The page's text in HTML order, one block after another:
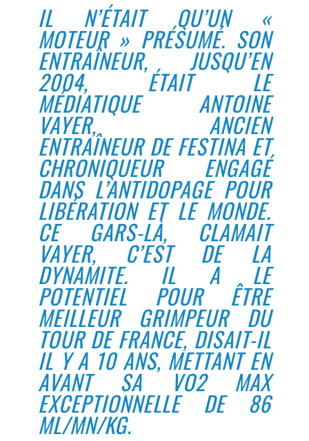
IL N’ÉTAIT QU’UN «
MOTEUR » PRÉSUMÉ. SON
ENTRAÎNEUR, JUSQU’EN
2004, ÉTAIT LE
MÉDIATIQUE ANTOINE
VAYER, ANCIEN
ENTRAÎNEUR DE FESTINA ET
CHRONIQUEUR ENGAGÉ
DANS L’ANTIDOPAGE POUR
LIBÉRATION ET LE MONDE.
CE GARS-LÀ, CLAMAIT
VAYER, C’EST DE LA
DYNAMITE. IL A LE
POTENTIEL POUR ÊTRE
MEILLEUR GRIMPEUR DU
TOUR DE FRANCE, DISAIT-IL
IL Y A 10 ANS, METTANT EN
AVANT SA VO2 MAX
EXCEPTIONNELLE DE 86
ML/MN/KG.